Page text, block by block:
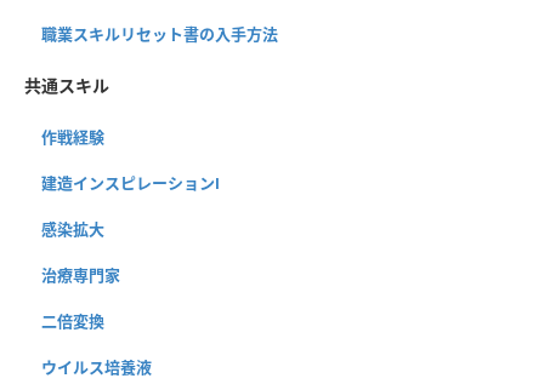
職業スキルリセット書の入手方法
共通スキル
作戦経験
建造インスピレーションⅠ
感染拡大
治療専門家
二倍変換
ウイルス培養液